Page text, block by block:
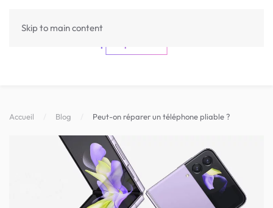
Skip to main content
Accueil Blog Peut-on réparer un téléphone pliable ?